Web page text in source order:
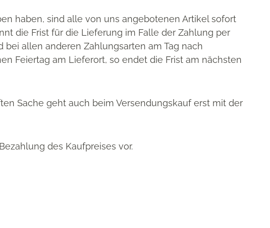
haben, sind alle von uns angebotenen Artikel sofort
die Frist für die Lieferung im Falle der Zahlung per
allen anderen Zahlungsarten am Tag nach
Feiertag am Lieferort, so endet die Frist am nächsten
Sache geht auch beim Versendungskauf erst mit der
des Kaufpreises vor.